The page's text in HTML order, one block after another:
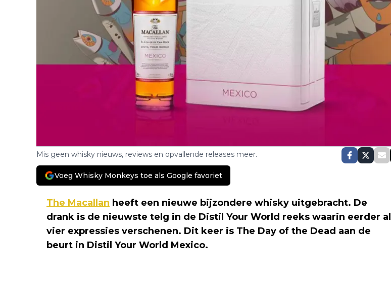
Mis geen whisky nieuws, reviews en opvallende releases meer.
Voeg Whisky Monkeys toe als Google favoriet
The Macallan heeft een nieuwe bijzondere whisky uitgebracht. De
drank is de nieuwste telg in de Distil Your World reeks waarin eerder al
vier expressies verschenen. Dit keer is The Day of the Dead aan de
beurt in Distil Your World Mexico.